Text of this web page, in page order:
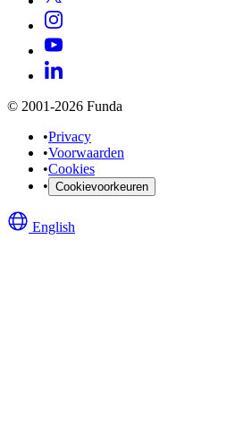
© 2001-2026 Funda
•Privacy
•Voorwaarden
•Cookies
• Cookievoorkeuren
English